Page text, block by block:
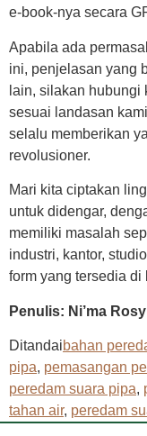
e-book-nya secara
Apabila ada
ini, penjelasan yang
lain, silakan hubungi
sesuai landasan
selalu memberikan
revolusioner.
Mari kita ciptakan
untuk didengar,
memiliki masalah
industri, kantor,
form yang tersedia
Penulis: Ni’ma
Ditandaibahan
pipa, pemasangan
peredam suara pipa,
tahan air, peredam